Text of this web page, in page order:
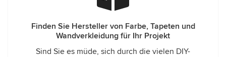
Finden Sie Hersteller von Farbe, Tapeten und
Wandverkleidung für Ihr Projekt
Sind Sie es müde, sich durch die vielen DIY-